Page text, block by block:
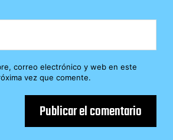
correo electrónico y web en este
vez que comente.